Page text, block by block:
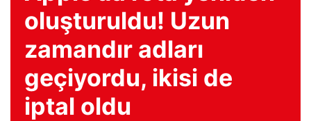
oluşturuldu! Uzun
zamandır adları
geçiyordu, ikisi de
iptal oldu